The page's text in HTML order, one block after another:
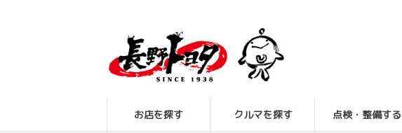
お店を探す クルマを探す 点検・整備する